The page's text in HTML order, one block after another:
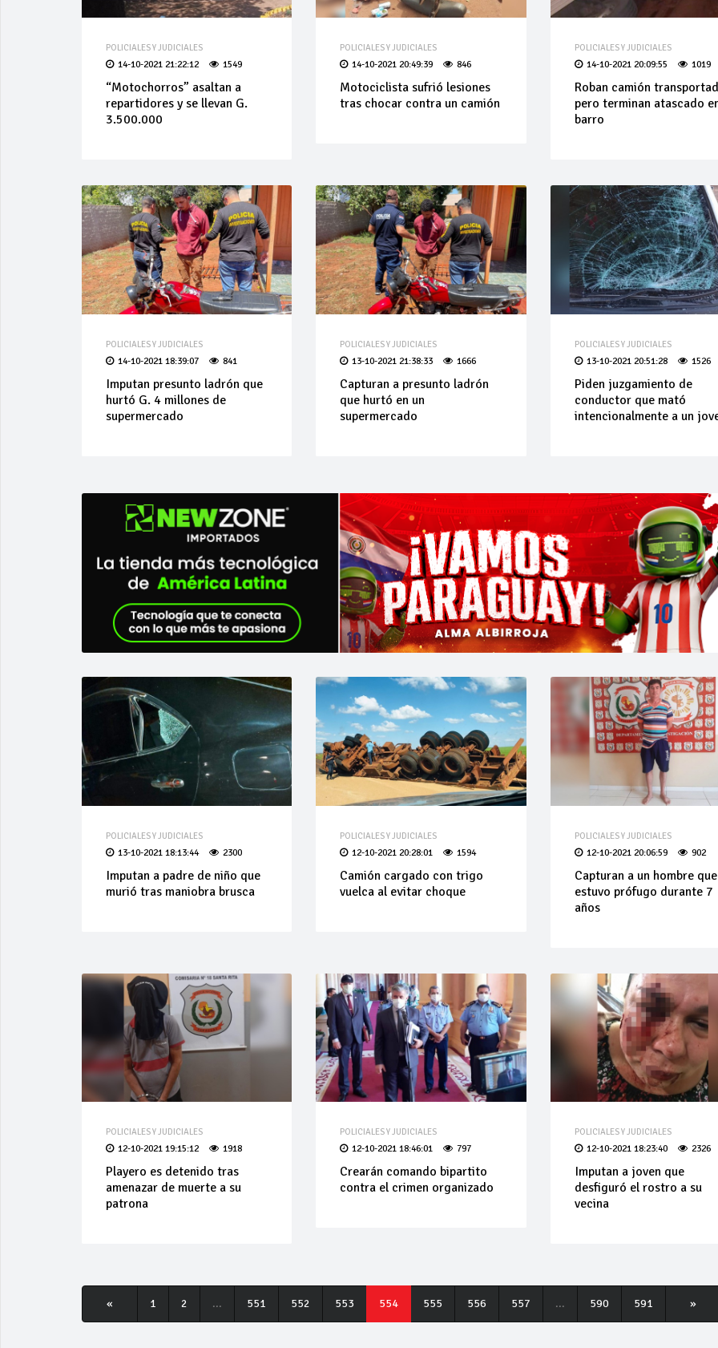
POLICIALES Y JUDICIALES
14-10-2021 21:22:12 1549
“Motochorros” asaltan a
repartidores y se llevan G.
3.500.000
POLICIALES Y JUDICIALES
14-10-2021 20:49:39 846
Motociclista sufrió lesiones
tras chocar contra un camión
POLICIALES Y JUDICIALES
14-10-2021 20:09:55 1019
Roban camión
pero terminan atascado
barro
POLICIALES Y JUDICIALES
14-10-2021 18:39:07 841
Imputan presunto ladrón que
hurtó G. 4 millones de
supermercado
POLICIALES Y JUDICIALES
13-10-2021 21:38:33 1666
Capturan a presunto ladrón
que hurtó en un
supermercado
POLICIALES Y JUDICIALES
13-10-2021 20:51:28 1526
Piden juzgamiento de
conductor que mató
intencionalmente a un
POLICIALES Y JUDICIALES
13-10-2021 18:13:44 2300
Imputan a padre de niño que
murió tras maniobra brusca
POLICIALES Y JUDICIALES
12-10-2021 20:28:01 1594
Camión cargado con trigo
vuelca al evitar choque
POLICIALES Y JUDICIALES
12-10-2021 20:06:59 902
Capturan a un hombre que
estuvo prófugo durante 7
años
POLICIALES Y JUDICIALES
12-10-2021 19:15:12 1918
Playero es detenido tras
amenazar de muerte a su
patrona
POLICIALES Y JUDICIALES
12-10-2021 18:46:01 797
Crearán comando bipartito
contra el crimen organizado
POLICIALES Y JUDICIALES
12-10-2021 18:23:40 2326
Imputan a joven que
desfiguró el rostro a su
vecina
« 1 2 ... 551 552 553 554 555 556 557 ... 590 591 »